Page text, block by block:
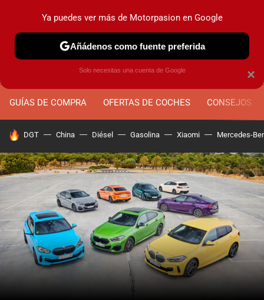
GUÍAS DE COMPRA OFERTAS DE COCHES CONSEJOS
HOY SE HABLA DE
DGT China Diésel Gasolina Xiaomi Mercedes-
×
Ya puedes ver más de Motorpasion en Google
Añádenos como fuente preferida
Solo necesitas una cuenta de Google